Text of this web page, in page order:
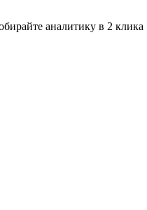
аналитику в 2 клика